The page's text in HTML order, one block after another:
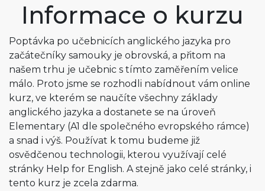
Informace o kurzu
Poptávka po učebnicích anglického jazyka pro
začátečníky samouky je obrovská, a přitom na
našem trhu je učebnic s tímto zaměřením velice
málo. Proto jsme se rozhodli nabídnout vám online
kurz, ve kterém se naučíte všechny základy
anglického jazyka a dostanete se na úroveň
Elementary (A1 dle společného evropského rámce)
a snad i výš. Používat k tomu budeme již
osvědčenou technologii, kterou využívají celé
stránky Help for English. A stejně jako celé stránky, i
tento kurz je zcela zdarma.